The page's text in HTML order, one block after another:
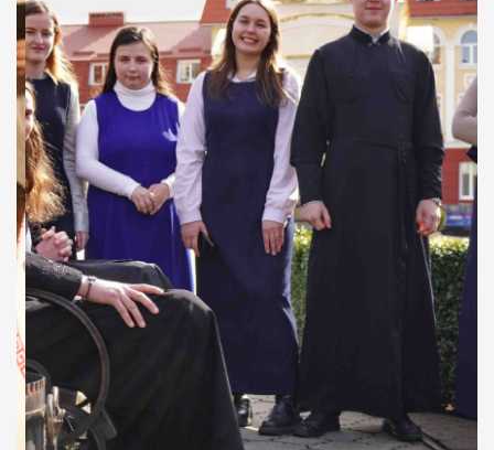
ДУХОВНО СИЛЬНІ!
ВПБА — спільнота, де
формується
покликання
Читати більше